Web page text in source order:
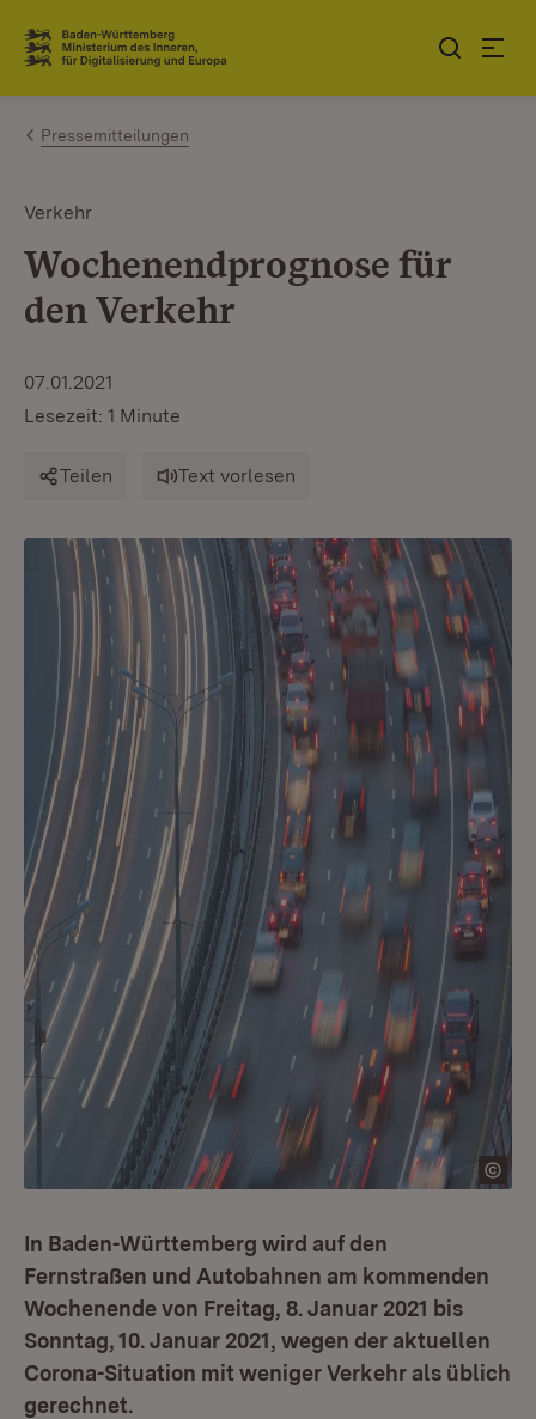
Zum Inhalt springen
Link zur Startseite
Pressemitteilungen
Verkehr
Wochenendprognose für
den Verkehr
07.01.2021
Lesezeit: 1 Minute
Teilen Text vorlesen
In Baden-Württemberg wird auf den
Fernstraßen und Autobahnen am kommenden
Wochenende von Freitag, 8. Januar 2021 bis
Sonntag, 10. Januar 2021, wegen der aktuellen
Corona-Situation mit weniger Verkehr als üblich
gerechnet.